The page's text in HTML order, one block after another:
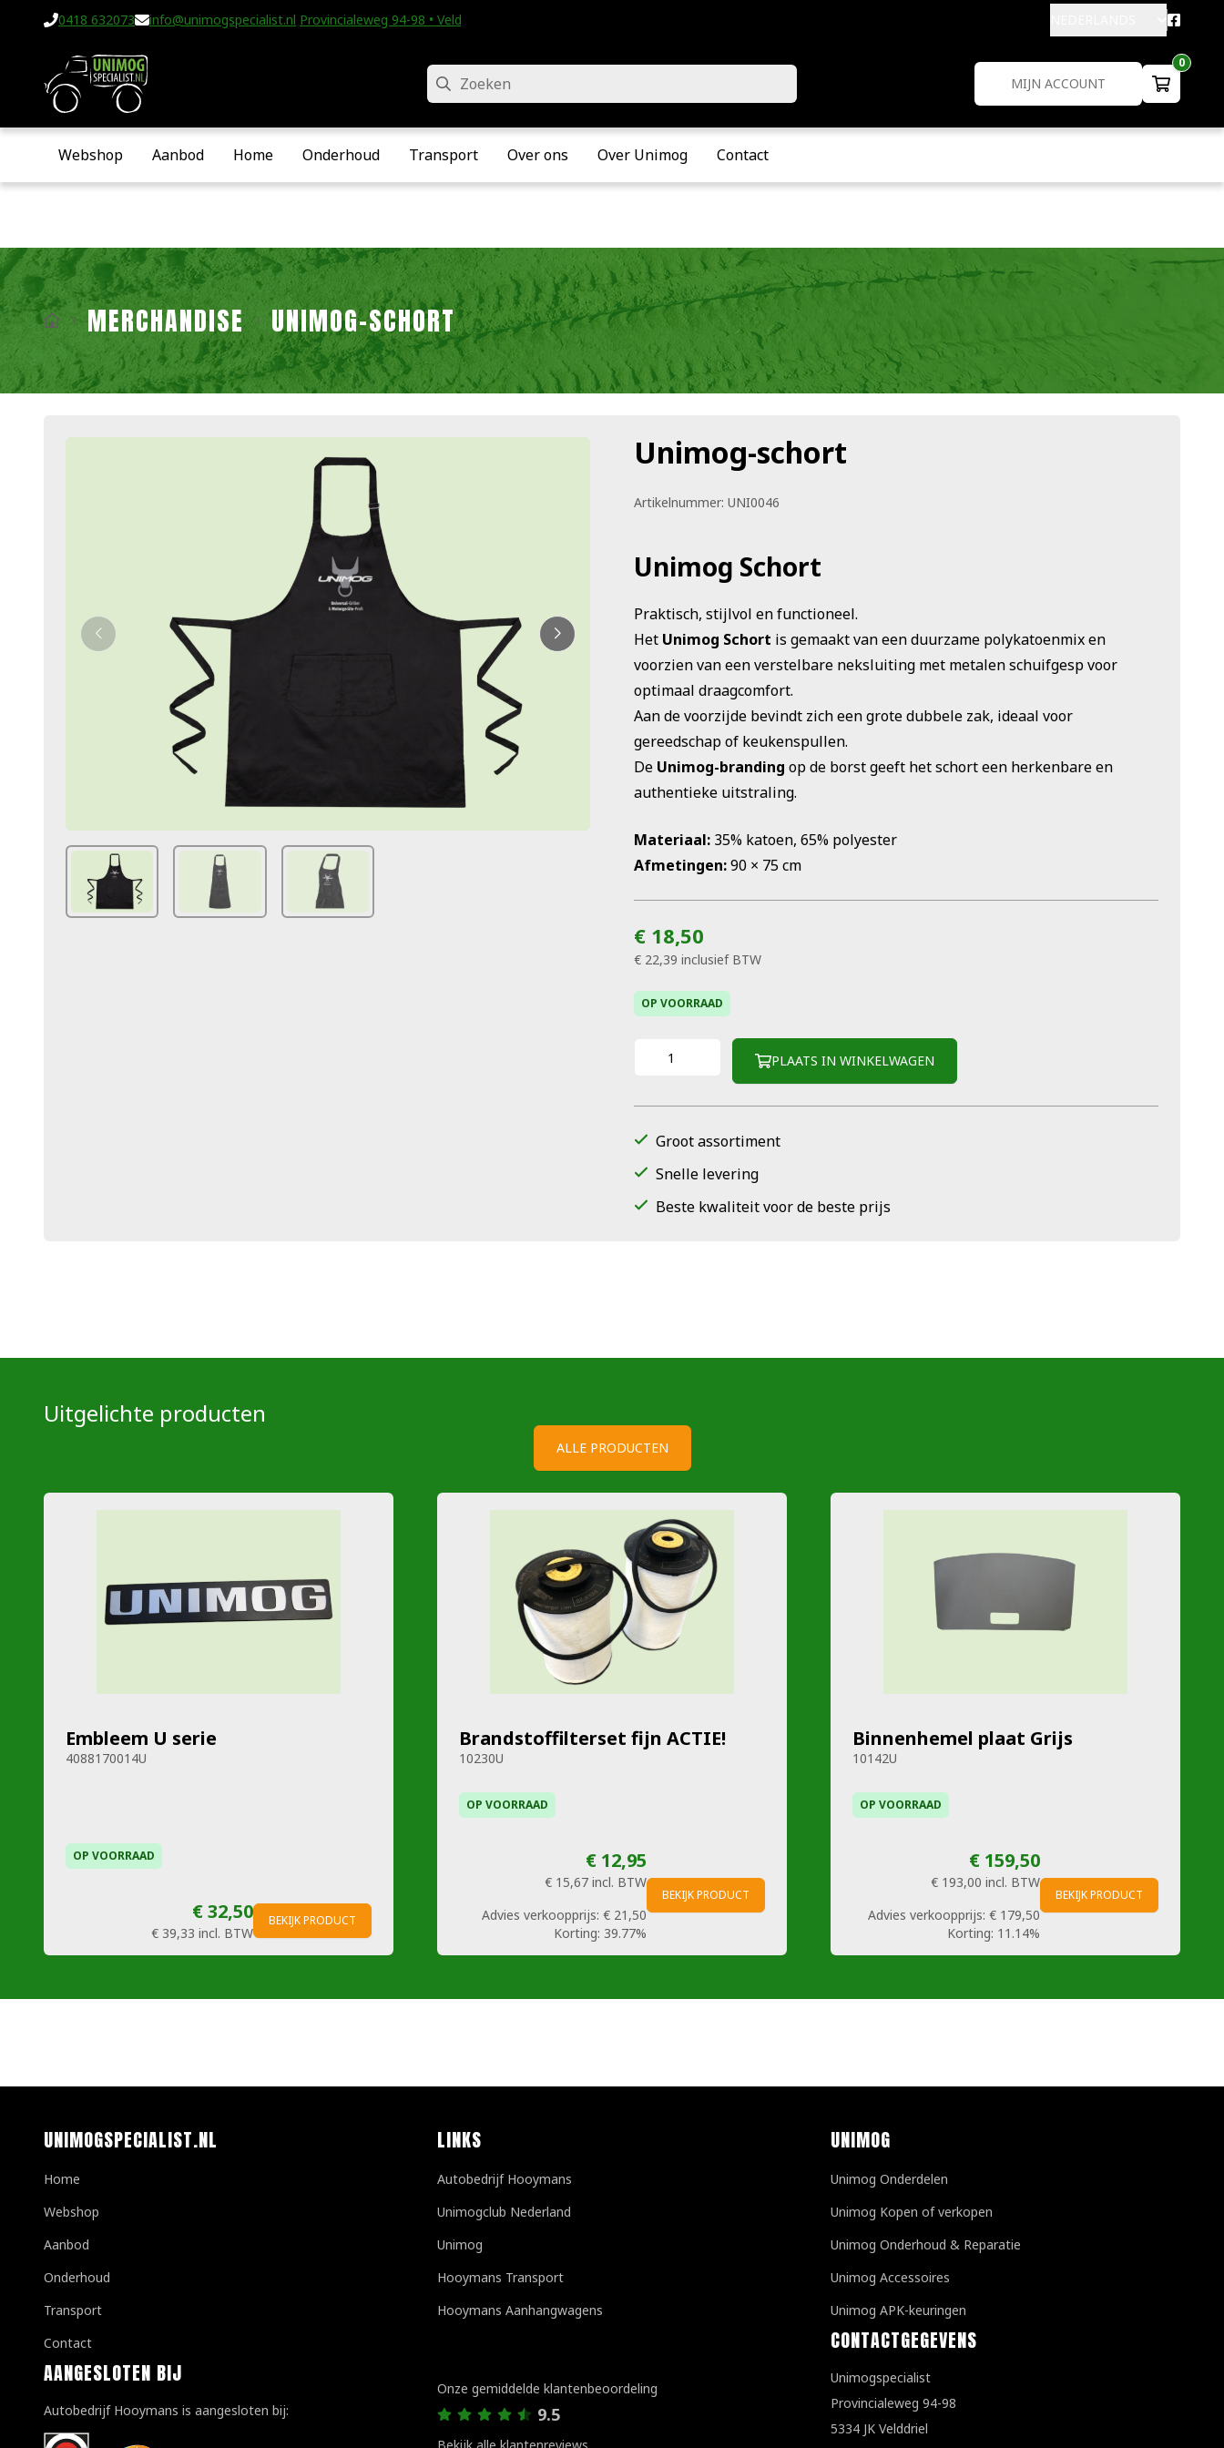
0418 632073 info@unimogspecialist.nl Provincialeweg 94-98 • Velddriel
MIJN ACCOUNT
0
Zoeken
Webshop Aanbod Home Onderhoud Transport Over ons Over Unimog Contact
MERCHANDISE UNIMOG-SCHORT
Unimog-schort
Artikelnummer: UNI0046
Unimog Schort
Praktisch, stijlvol en functioneel.
Het Unimog Schort is gemaakt van een duurzame polykatoenmix en
voorzien van een verstelbare neksluiting met metalen schuifgesp voor
optimaal draagcomfort.
Aan de voorzijde bevindt zich een grote dubbele zak, ideaal voor
gereedschap of keukenspullen.
De Unimog-branding op de borst geeft het schort een herkenbare en
authentieke uitstraling.
Materiaal: 35% katoen, 65% polyester
Afmetingen:90 × 75 cm
€ 18,50
€ 22,39 inclusief BTW
OP VOORRAAD
PLAATS IN WINKELWAGEN
Groot assortiment
Snelle levering
Beste kwaliteit voor de beste prijs
Uitgelichte producten
ALLE PRODUCTEN
Embleem U serie
4088170014U
OP VOORRAAD
€ 32,50
€ 39,33 incl. BTW
BEKIJK PRODUCT
Brandstoffilterset fijn ACTIE!
10230U
OP VOORRAAD
€ 12,95
€ 15,67 incl. BTW
Advies verkoopprijs: € 21,50
Korting: 39.77%
BEKIJK PRODUCT
Binnenhemel plaat Grijs
10142U
OP VOORRAAD
€ 159,50
€ 193,00 incl. BTW
Advies verkoopprijs: € 179,50
Korting: 11.14%
BEKIJK PRODUCT
UNIMOGSPECIALIST.NL
Home
Webshop
Aanbod
Onderhoud
Transport
Contact
AANGESLOTEN BIJ
Autobedrijf Hooymans is aangesloten bij:
LINKS
Autobedrijf Hooymans
Unimogclub Nederland
Unimog
Hooymans Transport
Hooymans Aanhangwagens
Onze gemiddelde klantenbeoordeling
9.5
UNIMOG
Unimog Onderdelen
Unimog Kopen of verkopen
Unimog Onderhoud & Reparatie
Unimog Accessoires
Unimog APK-keuringen
CONTACTGEGEVENS
Unimogspecialist
Provincialeweg 94-98
5334 JK Velddriel